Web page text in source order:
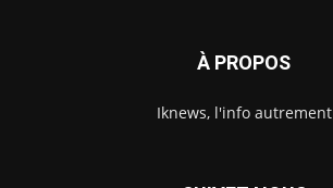
À PROPOS
Iknews, l'info autrement